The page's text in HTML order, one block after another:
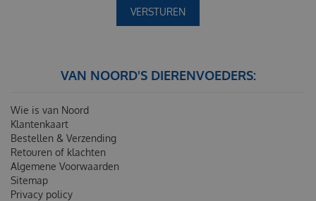
VAN NOORD'S DIERENVOEDERS:
Wie is van Noord
Klantenkaart
Bestellen & Verzending
Retouren of klachten
Algemene Voorwaarden
Sitemap
Privacy policy